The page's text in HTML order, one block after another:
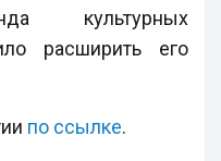
культурных
расширить его
по ссылке.